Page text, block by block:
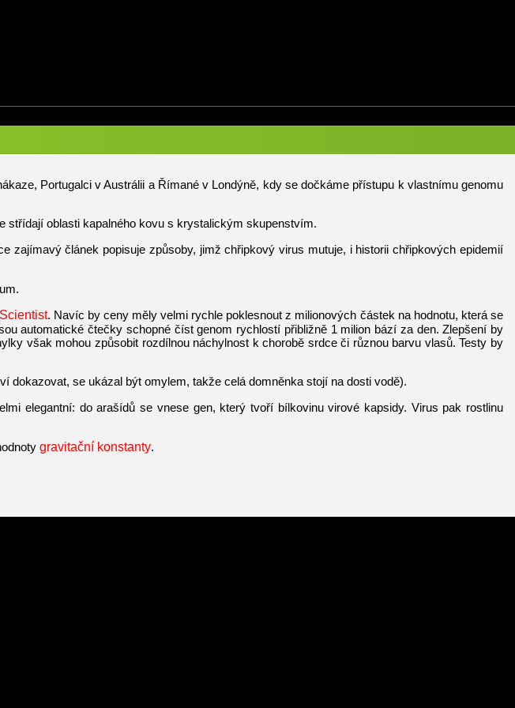
Portugalci v Austrálii a Římané v Londýně, kdy se dočkáme přístupu k vlastnímu genomu
střídají oblasti kapalného kovu s krystalickým skupenstvím.
zajímavý článek popisuje způsoby, jimž chřipkový virus mutuje, i historii chřipkových epidemií
. Navíc by ceny měly velmi rychle poklesnout z milionových částek na hodnotu, která se
automatické čtečky schopné číst genom rychlostí přibližně 1 milion bází za den. Zlepšení by
však mohou způsobit rozdílnou náchylnost k chorobě srdce či různou barvu vlasů. Testy by
dokazovat, se ukázal být omylem, takže celá domněnka stojí na dosti vodě).
elegantní: do arašídů se vnese gen, který tvoří bílkovinu virové kapsidy. Virus pak rostlinu
gravitační konstanty.